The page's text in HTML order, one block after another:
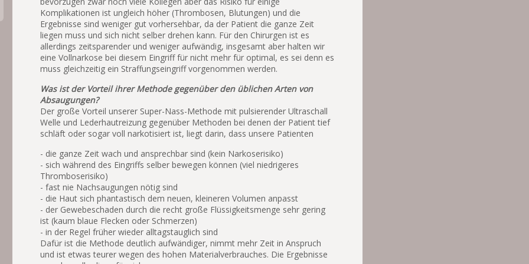
Komplikationen ist ungleich höher (Thrombosen, Blutungen) und die
Ergebnisse sind weniger gut vorhersehbar, da der Patient die ganze Zeit
liegen muss und sich nicht selber drehen kann. Für den Chirurgen ist es
allerdings zeitsparender und weniger aufwändig, insgesamt aber halten wir
eine Vollnarkose bei diesem Eingriff für nicht mehr für optimal, es sei denn es
muss gleichzeitig ein Straffungseingriff vorgenommen werden.
Was ist der Vorteil ihrer Methode gegenüber den üblichen Arten von
Absaugungen?
Der große Vorteil unserer Super-Nass-Methode mit pulsierender Ultraschall
Welle und Lederhautreizung gegenüber Methoden bei denen der Patient tief
schläft oder sogar voll narkotisiert ist, liegt darin, dass unsere Patienten
- die ganze Zeit wach und ansprechbar sind (kein Narkoserisiko)
- sich während des Eingriffs selber bewegen können (viel niedrigeres
Thromboserisiko)
- fast nie Nachsaugungen nötig sind
- die Haut sich phantastisch dem neuen, kleineren Volumen anpasst
- der Gewebeschaden durch die recht große Flüssigkeitsmenge sehr gering
ist (kaum blaue Flecken oder Schmerzen)
- in der Regel früher wieder alltagstauglich sind
Dafür ist die Methode deutlich aufwändiger, nimmt mehr Zeit in Anspruch
und ist etwas teurer wegen des hohen Materialverbrauches. Die Ergebnisse